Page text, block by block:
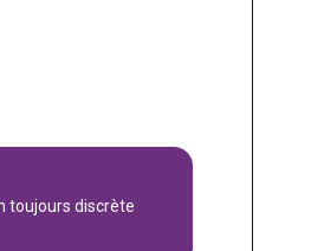
toujours discrète